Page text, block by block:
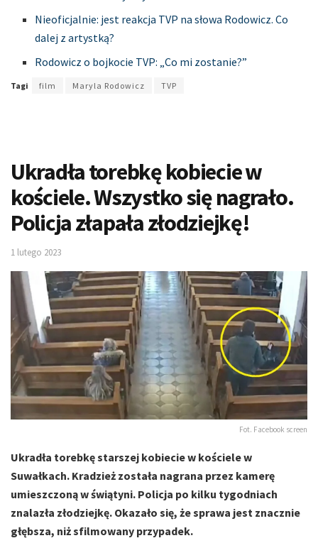
Nieoficjalnie: jest reakcja TVP na słowa Rodowicz. Co
dalej z artystką?
Rodowicz o bojkocie TVP: „Co mi zostanie?”
Tagi film Maryla Rodowicz TVP
Ukradła torebkę kobiecie w
kościele. Wszystko się nagrało.
Policja złapała złodziejkę!
1 lutego 2023
Fot. Facebook screen
Ukradła torebkę starszej kobiecie w kościele w
Suwałkach. Kradzież została nagrana przez kamerę
umieszczoną w świątyni. Policja po kilku tygodniach
znalazła złodziejkę. Okazało się, że sprawa jest znacznie
głębsza, niż sfilmowany przypadek.